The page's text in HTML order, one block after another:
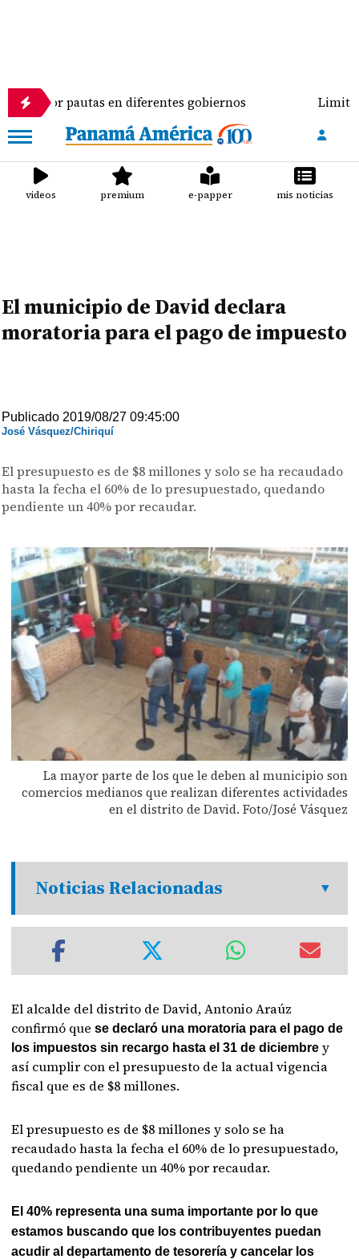
por pautas en diferentes gobiernos
videos premium e-papper mis noticias
El municipio de David declara
moratoria para el pago de impuesto
Publicado 2019/08/27 09:45:00
José Vásquez/Chiriquí
El presupuesto es de $8 millones y solo se ha recaudado
hasta la fecha el 60% de lo presupuestado, quedando
pendiente un 40% por recaudar.
La mayor parte de los que le deben al municipio son
comercios medianos que realizan diferentes actividades
en el distrito de David. Foto/José Vásquez
Noticias Relacionadas
El alcalde del distrito de David, Antonio Araúz
confirmó quese declaró una moratoria para el pago de
los impuestos sin recargo hasta el 31 de diciembrey
así cumplir con el presupuesto de la actual vigencia
fiscal que es de $8 millones.
El presupuesto es de $8 millones y solo se ha
recaudado hasta la fecha el 60% de lo presupuestado,
quedando pendiente un 40% por recaudar.
El 40% representa una suma importante por lo que
estamos buscando que los contribuyentes puedan
acudir al departamento de tesorería y cancelar los